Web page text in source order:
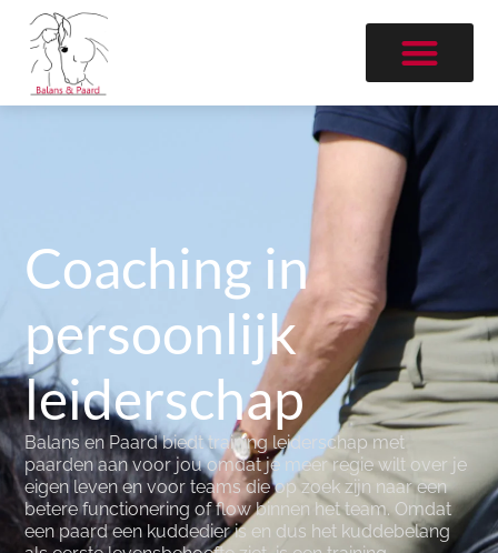
Coaching in
persoonlijk
leiderschap
Balans en Paard biedt training leiderschap met
paarden aan voor jou omdat je meer regie wilt over je
eigen leven en voor teams die op zoek zijn naar een
betere functionering of flow binnen het team. Omdat
een paard een kuddedier is en dus het kuddebelang